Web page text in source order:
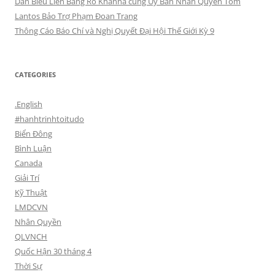
Lantos Bảo Trợ Phạm Đoan Trang
Thông Cáo Báo Chí và Nghị Quyết Đại Hội Thế Giới Kỳ 9
CATEGORIES
.English
#hanhtrinhtoitudo
Biển Đông
Bình Luận
Canada
Giải Trí
Kỹ Thuật
LMDCVN
Nhân Quyền
QLVNCH
Quốc Hận 30 tháng 4
Thời Sự